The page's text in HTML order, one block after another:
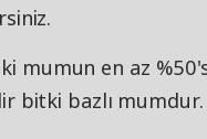
mumun en az
bitki bazlı mumdur.